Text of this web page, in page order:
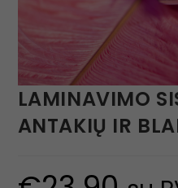
LAMINAVIMO
ANTAKIŲ IR